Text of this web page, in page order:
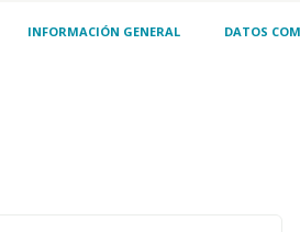
INFORMACIÓN GENERAL DATOS